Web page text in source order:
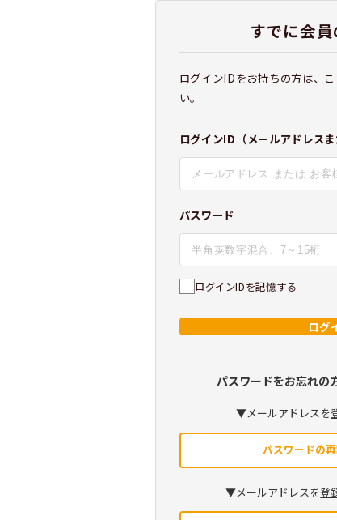
すでに会
ログインIDをお持ちの方は、
い。
ログインID（メールアドレスま
パスワード
ログインIDを記憶する
ログ
パスワードをお忘れの
▼メールアドレスを
パスワードの
▼メールアドレスを登